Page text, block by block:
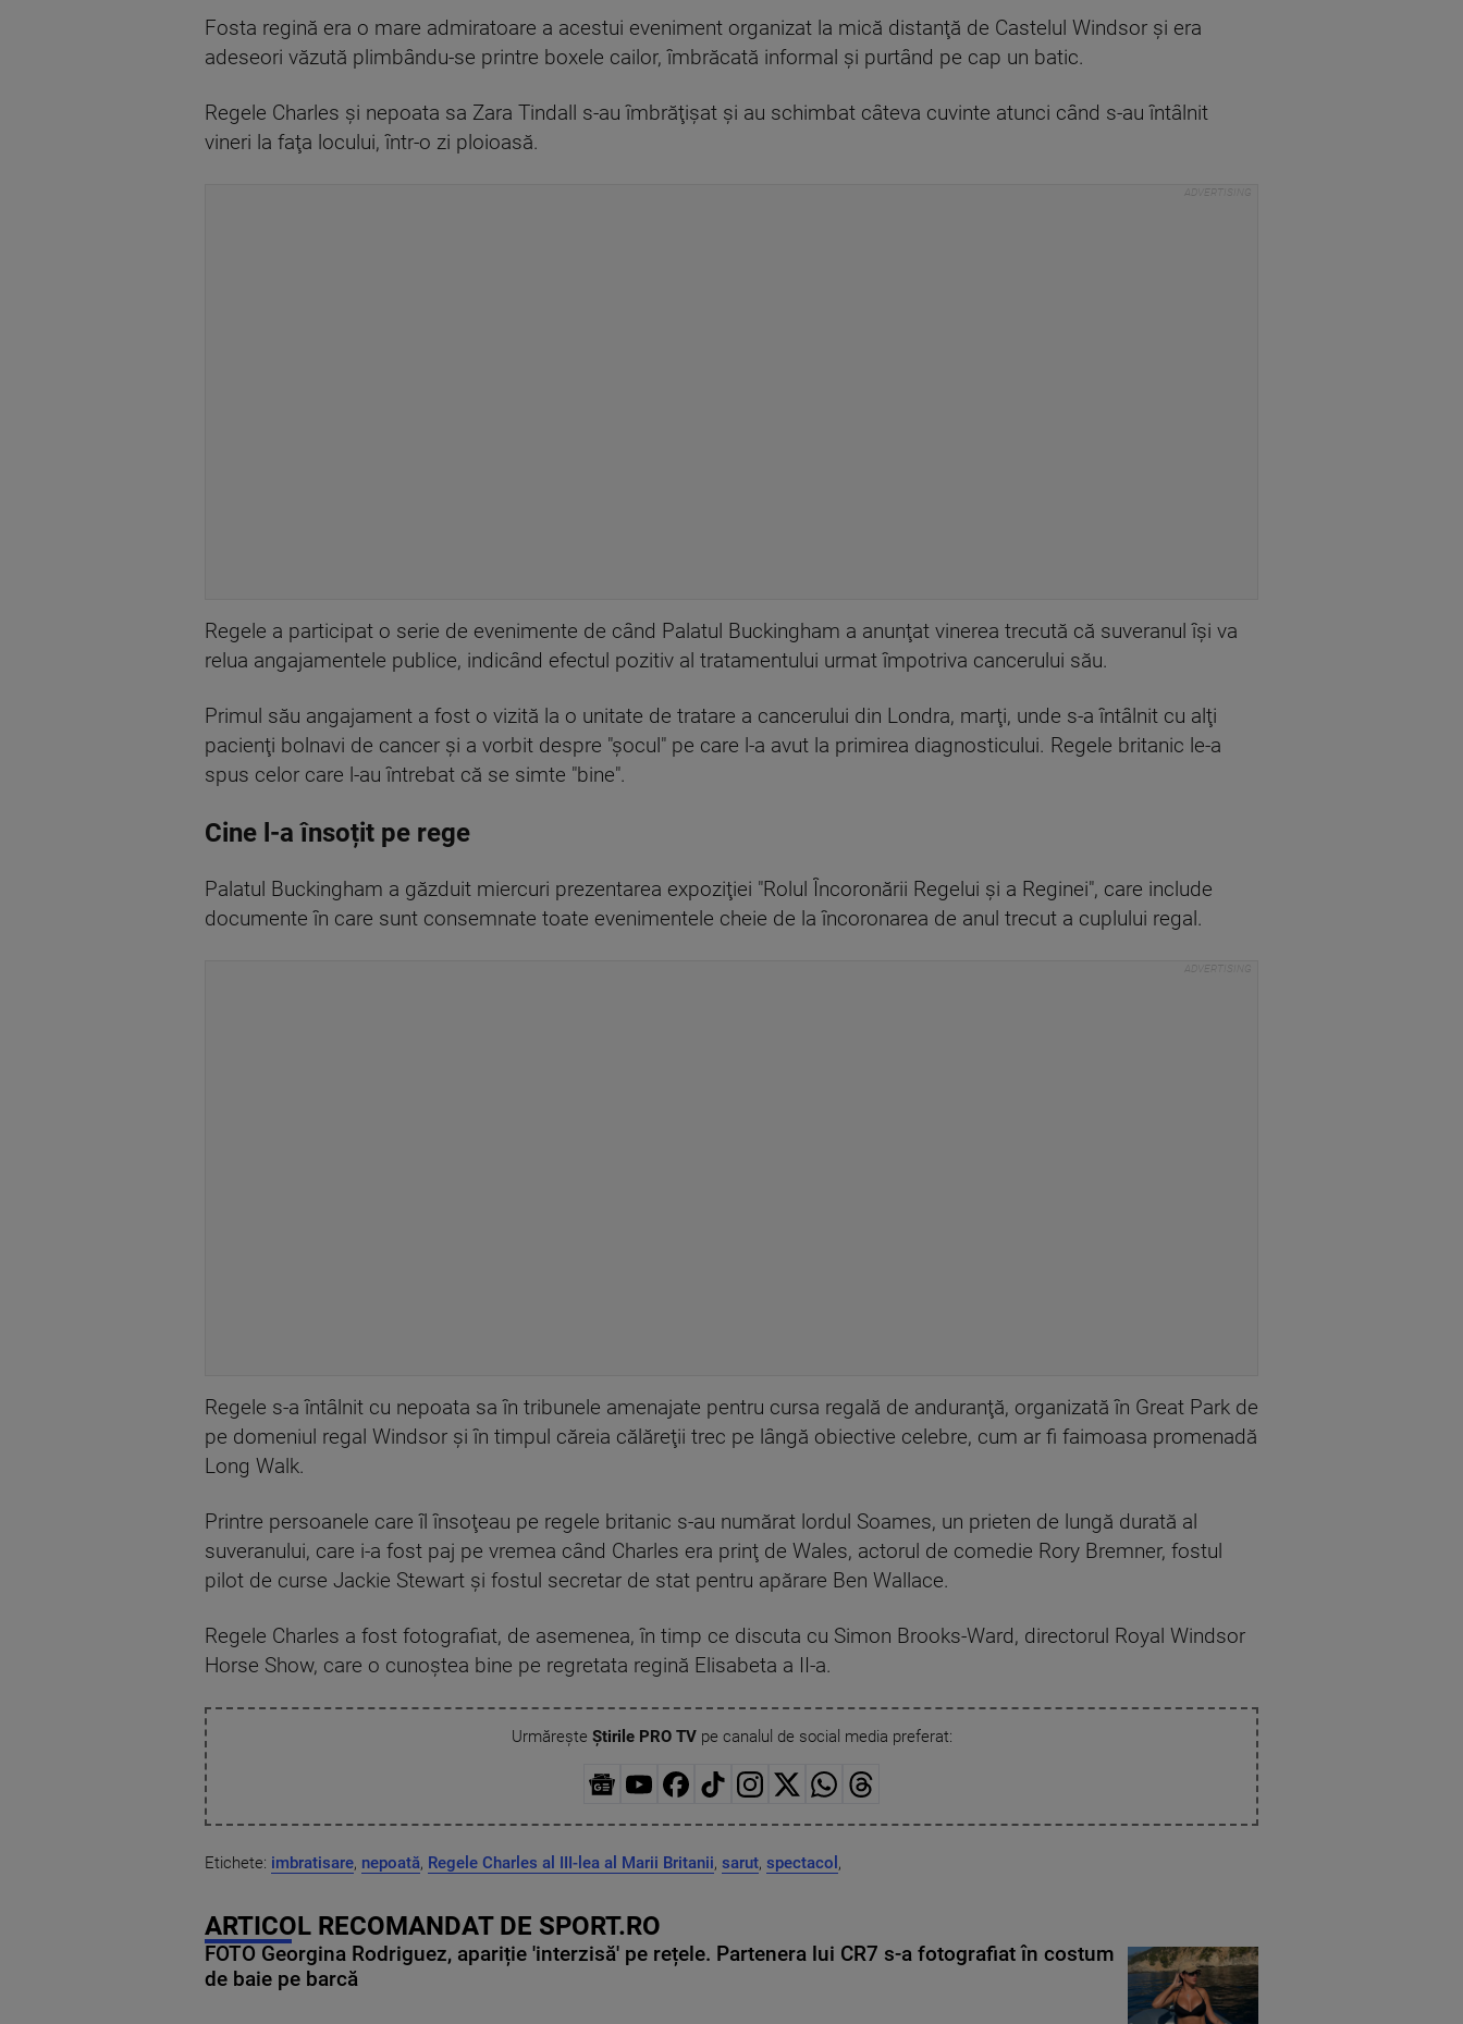
Fosta regină era o mare admiratoare a acestui eveniment organizat la mică distanţă de Castelul Windsor şi era
adeseori văzută plimbându-se printre boxele cailor, îmbrăcată informal şi purtând pe cap un batic.
Regele Charles şi nepoata sa Zara Tindall s-au îmbrăţişat şi au schimbat câteva cuvinte atunci când s-au întâlnit
vineri la faţa locului, într-o zi ploioasă.
Regele a participat o serie de evenimente de când Palatul Buckingham a anunţat vinerea trecută că suveranul îşi va
relua angajamentele publice, indicând efectul pozitiv al tratamentului urmat împotriva cancerului său.
Primul său angajament a fost o vizită la o unitate de tratare a cancerului din Londra, marţi, unde s-a întâlnit cu alţi
pacienţi bolnavi de cancer şi a vorbit despre "şocul" pe care l-a avut la primirea diagnosticului. Regele britanic le-a
spus celor care l-au întrebat că se simte "bine".
Cine l-a însoțit pe rege
Palatul Buckingham a găzduit miercuri prezentarea expoziţiei "Rolul Încoronării Regelui şi a Reginei", care include
documente în care sunt consemnate toate evenimentele cheie de la încoronarea de anul trecut a cuplului regal.
Regele s-a întâlnit cu nepoata sa în tribunele amenajate pentru cursa regală de anduranţă, organizată în Great Park de
pe domeniul regal Windsor şi în timpul căreia călăreţii trec pe lângă obiective celebre, cum ar fi faimoasa promenadă
Long Walk.
Printre persoanele care îl însoţeau pe regele britanic s-au numărat lordul Soames, un prieten de lungă durată al
suveranului, care i-a fost paj pe vremea când Charles era prinţ de Wales, actorul de comedie Rory Bremner, fostul
pilot de curse Jackie Stewart şi fostul secretar de stat pentru apărare Ben Wallace.
Regele Charles a fost fotografiat, de asemenea, în timp ce discuta cu Simon Brooks-Ward, directorul Royal Windsor
Horse Show, care o cunoştea bine pe regretata regină Elisabeta a II-a.
Urmărește Știrile PRO TVpe canalul de social media preferat:
Etichete: imbratisare, nepoată, Regele Charles al III-lea al Marii Britanii, sarut, spectacol ,
ARTICOL RECOMANDAT DE SPORT.RO
FOTO Georgina Rodriguez, apariție 'interzisă' pe rețele. Partenera lui CR7 s-a fotografiat în costum
de baie pe barcă